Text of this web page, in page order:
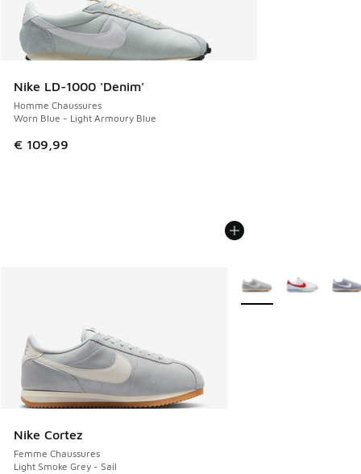
Nike LD-1000 'Denim'
Homme Chaussures
Worn Blue - Light Armoury Blue
€ 109,99
Nike Cortez
Femme Chaussures
Light Smoke Grey - Sail
Plus de couleurs